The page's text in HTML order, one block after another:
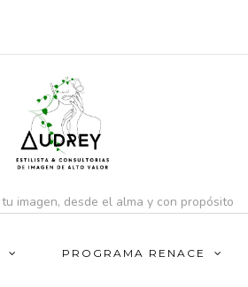
imagen, desde el alma y con propósito
PROGRAMA RENACE